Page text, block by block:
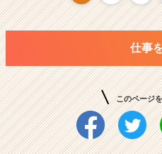
仕事
このページ